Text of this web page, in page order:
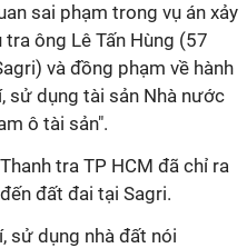
sai phạm trong vụ án xảy
ông Lê Tấn Hùng (57
) và đồng phạm về hành
sử dụng tài sản Nhà nước
ô tài sản".
tra TP HCM đã chỉ ra
đất đai tại Sagri.
sử dụng nhà đất nói